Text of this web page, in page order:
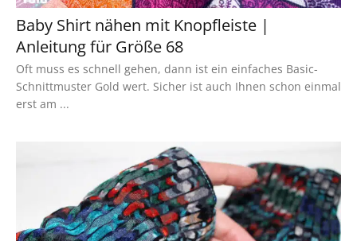
Baby Shirt nähen mit Knopfleiste |
Anleitung für Größe 68
Oft muss es schnell gehen, dann ist ein einfaches Basic-
Schnittmuster Gold wert. Sicher ist auch Ihnen schon einmal
erst am ...